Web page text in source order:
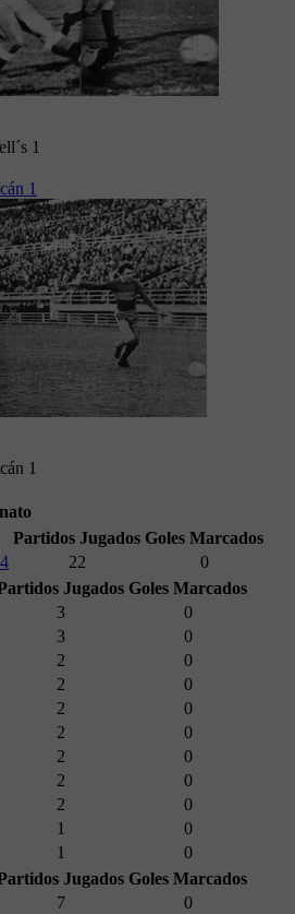
1
1
1
Partidos Jugados Goles Marcados
22
0
Jugados Goles Marcados
3
0
3
0
2
0
2
0
2
0
2
0
2
0
2
0
2
0
1
0
1
0
Jugados Goles Marcados
7
0